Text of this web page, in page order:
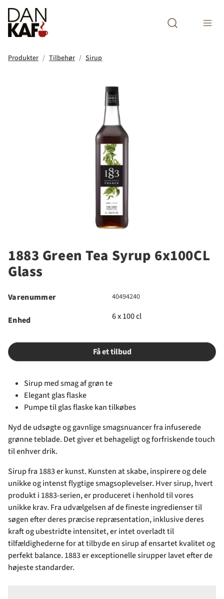
Produkter Tilbehør Sirup
1883 Green Tea Syrup 6x100CL
Glass
Varenummer 40494240
Enhed 6 x 100 cl
Få et tilbud
Sirup med smag af grøn te
Elegant glas flaske
Pumpe til glas flaske kan tilkøbes
Nyd de udsøgte og gavnlige smagsnuancer fra infuserede
grønne teblade. Det giver et behageligt og forfriskende touch
til enhver drik.
Sirup fra 1883 er kunst. Kunsten at skabe, inspirere og dele
unikke og intenst flygtige smagsoplevelser. Hver sirup, hvert
produkt i 1883-serien, er produceret i henhold til vores
unikke krav. Fra udvælgelsen af de fineste ingredienser til
søgen efter deres præcise repræsentation, inklusive deres
kraft og ubestridte intensitet, er intet overladt til
tilfældighederne for at tilbyde en sirup af ensartet kvalitet og
perfekt balance. 1883 er exceptionelle sirupper lavet efter de
højeste standarder.